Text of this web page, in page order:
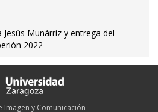
Munárriz y entrega del
2022
Imagen y Comunicación